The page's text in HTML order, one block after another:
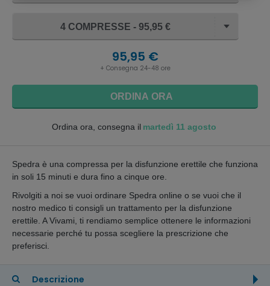
4 COMPRESSE - 95,95 €
95,95 €
+ Consegna 24-48 ore
ORDINA ORA
Ordina ora, consegna il martedì 11 agosto
Spedra è una compressa per la disfunzione erettile che funziona
in soli 15 minuti e dura fino a cinque ore.
Rivolgiti a noi se vuoi ordinare Spedra online o se vuoi che il
nostro medico ti consigli un trattamento per la disfunzione
erettile. A Vivami, ti rendiamo semplice ottenere le informazioni
necessarie perché tu possa scegliere la prescrizione che
preferisci.
Descrizione